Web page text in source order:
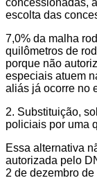
concessionadas,
escolta das
7,0% da malha
quilômetros de
porque não
especiais atuem
aliás já ocorre no
2. Substituição,
policiais por uma
Essa alternativa
autorizada pelo
2 de dezembro